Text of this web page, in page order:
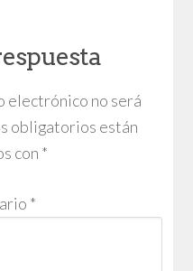
electrónico no será
obligatorios están
con *
*